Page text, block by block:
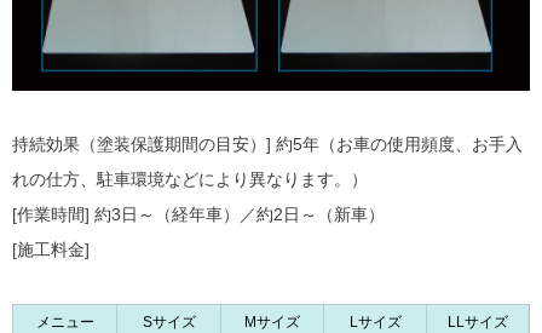
持続効果（塗装保護期間の目安）] 約5年（お車の使用頻度、お手入
れの仕方、駐車環境などにより異なります。）
[作業時間] 約3日～（経年車）／約2日～（新車）
[施工料金]
メニュー Sサイズ Mサイズ Lサイズ LLサイズ